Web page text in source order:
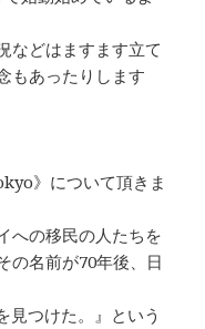
などはますます立て
もあったりします
》について頂きま
への移民の人たちを
の名前が70年後、日
つけた。』という